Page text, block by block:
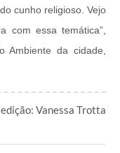
cunho religioso. Vejo
com essa temática”,
Ambiente da cidade,
Vanessa Trotta